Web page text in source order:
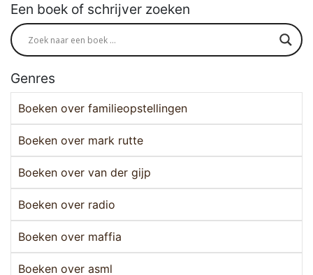
Een boek of schrijver zoeken
Genres
Boeken over familieopstellingen
Boeken over mark rutte
Boeken over van der gijp
Boeken over radio
Boeken over maffia
Boeken over asml